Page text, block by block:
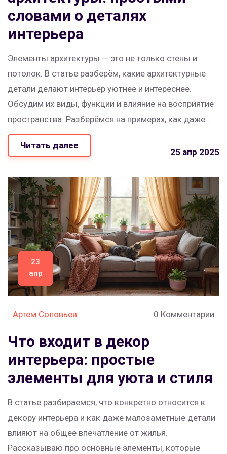
словами о деталях
интерьера
Элементы архитектуры — это не только стены и
потолок. В статье разберём, какие архитектурные
детали делают интерьер уютнее и интереснее.
Обсудим их виды, функции и влияние на восприятие
пространства. Разберёмся на примерах, как даже
небольшая деталь может изменить комнату. Дам
простые советы по выбору элементов для
Читать далее
25 апр 2025
23
апр
Артем Соловьев 0 Комментарии
Что входит в декор
интерьера: простые
элементы для уюта и стиля
В статье разбираемся, что конкретно относится к
декору интерьера и как даже малозаметные детали
влияют на общее впечатление от жилья.
Рассказываю про основные элементы, которые